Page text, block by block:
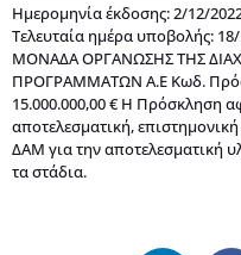
Ημερομηνία έκδοσης: 2/12/
Τελευταία ημέρα υποβολής:
ΜΟΝΑΔΑ ΟΡΓΑΝΩΣΗΣ ΤΗΣ
ΠΡΟΓΡΑΜΜΑΤΩΝ Α.Ε Κωδ.
15.000.000,00 € Η Πρόσκληση
αποτελεσματική,
ΔΑΜ για την αποτελεσματική
τα στάδια.